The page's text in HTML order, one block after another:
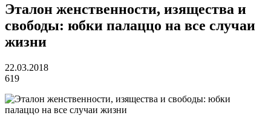
Эталон женственности, изящества и
свободы: юбки палаццо на все случаи
жизни
22.03.2018
619